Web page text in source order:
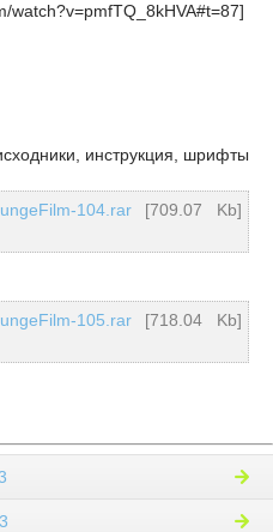
watch?v=pmfTQ_8kHVA#t=87]
инструкция, шрифты
104.rar[709.07 Kb]
105.rar[718.04 Kb]